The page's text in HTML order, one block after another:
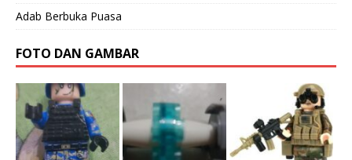
Adab Berbuka Puasa
FOTO DAN GAMBAR